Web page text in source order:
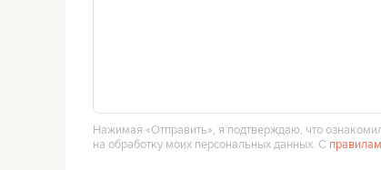
Нажимая «Отправить», я подтверждаю, что
на обработку моих персональных данных. С